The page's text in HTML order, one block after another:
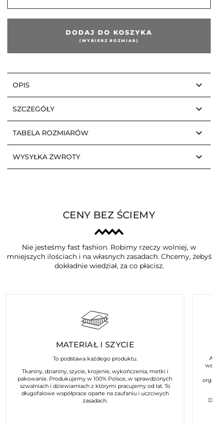
DODAJ DO KOSZYKA
(WYBIERZ ROZMIAR)
OPIS keyboard_arrow_down
SZCZEGÓŁY keyboard_arrow_down
TABELA ROZMIARÓW keyboard_arrow_down
WYSYŁKA ZWROTY keyboard_arrow_down
CENY BEZ ŚCIEMY
Nie jesteśmy fast fashion. Robimy rzeczy wolniej, w
mniejszych ilościach i na własnych zasadach. Chcemy, żebyś
dokładnie wiedział, za co płacisz.
MATERIAŁ I SZYCIE
To podstawa każdego produktu.
Tkaniny, dzianiny, szycie, krojenie, wykończenia, metki i
pakowanie. Produkujemy w 100% Polsce, w sprawdzonych
szwalniach i dziewiarniach z którymi pracujemy od lat. To
długofalowe współprace oparte na zaufaniu i uczciwych
zasadach.